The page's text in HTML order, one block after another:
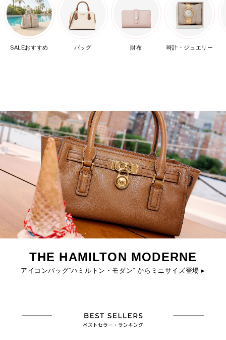
SALEおすすめ バッグ 財布 時計・ジュエリー
THE HAMILTON MODERNE
アイコンバッグ”ハミルトン・モダン” からミニサイズ登場 ▸